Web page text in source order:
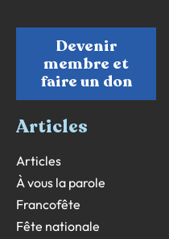
Devenir
membre et
faire un don
Articles
Articles
À vous la parole
Francofête
Fête nationale